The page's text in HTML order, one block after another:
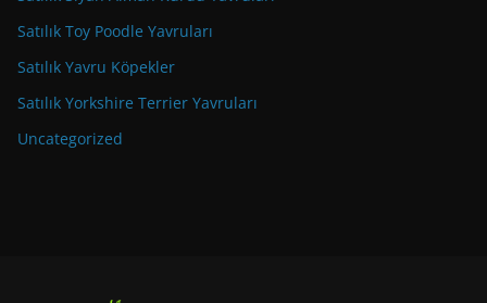
Satılık Toy Poodle Yavruları
Satılık Yavru Köpekler
Satılık Yorkshire Terrier Yavruları
Uncategorized